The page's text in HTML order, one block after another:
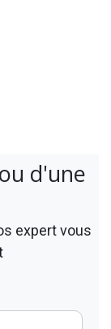
d'une
expert vous